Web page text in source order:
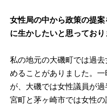
女性局の中から政策の提
に生かしたいと思っており
私の地元の大磯町では過
めることがありました。
が、大磯では女性議員が
宮町と茅ヶ崎市では女性